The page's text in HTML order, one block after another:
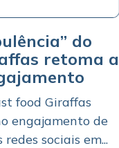
do
retoma a
food Giraffas
engajamento de
sociais em...